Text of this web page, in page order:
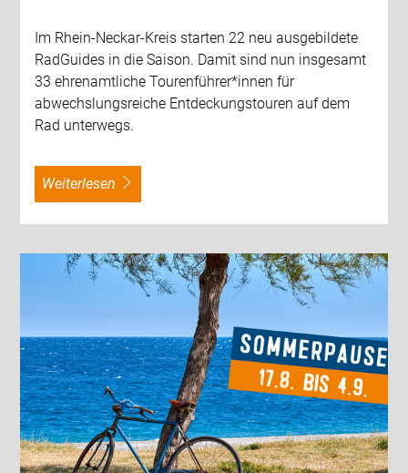
Im Rhein-Neckar-Kreis starten 22 neu ausgebildete
RadGuides in die Saison. Damit sind nun insgesamt
33 ehrenamtliche Tourenführer*innen für
abwechslungsreiche Entdeckungstouren auf dem
Rad unterwegs.
weiterlesen